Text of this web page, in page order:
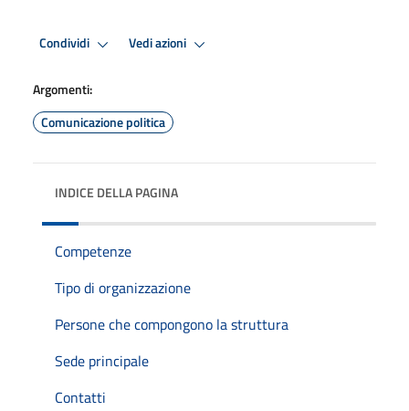
Condividi Vedi azioni
Argomenti:
Comunicazione politica
INDICE DELLA PAGINA
Competenze
Tipo di organizzazione
Persone che compongono la struttura
Sede principale
Contatti